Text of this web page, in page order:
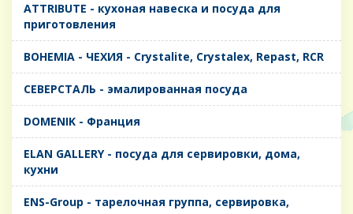
ATTRIBUTE - кухоная навеска и посуда для
приготовления
BOHEMIA - ЧЕХИЯ - Crystalite, Crystalex, Repast, RCR
CЕВЕРСТАЛЬ - эмалированная посуда
DOMENIK - Франция
ELAN GALLERY - посуда для сервировки, дома,
кухни
ENS-Group - тарелочная группа, сервировка,